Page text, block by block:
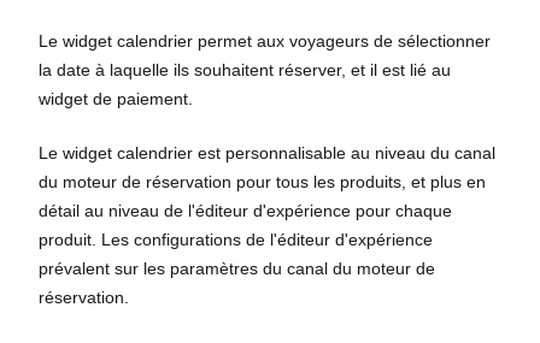
Le widget calendrier permet aux voyageurs de sélectionner
la date à laquelle ils souhaitent réserver, et il est lié au
widget de paiement.
Le widget calendrier est personnalisable au niveau du canal
du moteur de réservation pour tous les produits, et plus en
détail au niveau de l'éditeur d'expérience pour chaque
produit. Les configurations de l'éditeur d'expérience
prévalent sur les paramètres du canal du moteur de
réservation.